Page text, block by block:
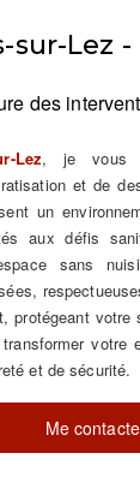
sur-Lez -
des
Lez, je vous
et de
un
aux défis
sans
protégeant
votre
et de sécurité.
Me